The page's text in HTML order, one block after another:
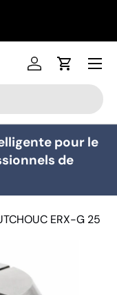
Se connecter
Panier
Menu
pour le
de
ERX-G 25